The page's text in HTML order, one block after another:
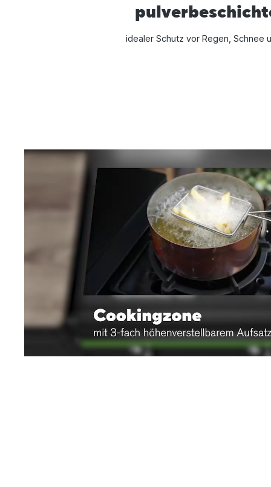
idealer Schutz vor Regen, Schnee